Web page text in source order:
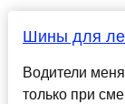
Шины для
Водители
только при